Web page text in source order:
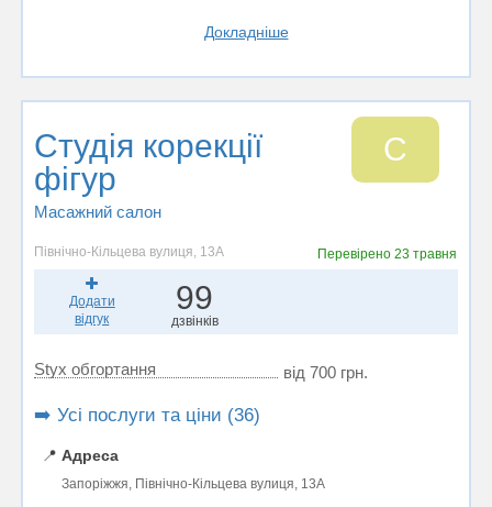
Докладніше
Студія корекції
фігур
Масажний салон
С
Північно-Кільцева вулиця, 13А Перевірено23 травня
Додати
відгук
99
дзвінків
Styx обгортання від 700 грн.
➡️ Усі послуги та ціни (36)
📍 Адреса
Запоріжжя, Північно-Кільцева вулиця, 13А